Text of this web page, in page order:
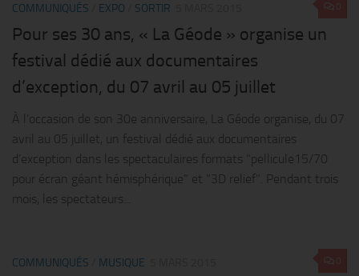
COMMUNIQUÉS EXPO SORTIR
Pour ses 30 ans, « La Géode » organise un
festival dédié aux documentaires
d’exception, du 07 avril au 05 juillet
À l’occasion de son 30e anniversaire, La Géode organise, du 07
avril au 05 juillet, un festival dédié aux documentaires
d’exception dans les spectaculaires formats “pellicule15/70
pour écran géant hémisphérique” et “3D relief”. Pendant trois
mois, les spectateurs...
COMMUNIQUÉS MUSIQUE